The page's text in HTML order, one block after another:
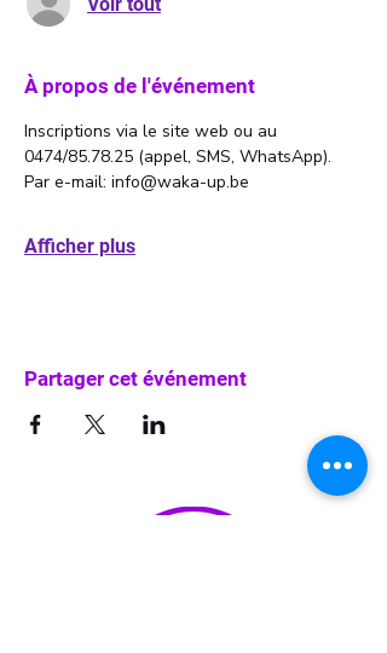
À propos de l'événement
Inscriptions via le site web ou au
0474/85.78.25 (appel, SMS, WhatsApp).
Par e-mail: info@waka-up.be
Afficher plus
Partager cet événement